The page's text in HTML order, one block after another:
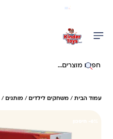
חיפוש באתר
עמוד הבית / משחקים לילדים / מותגים /